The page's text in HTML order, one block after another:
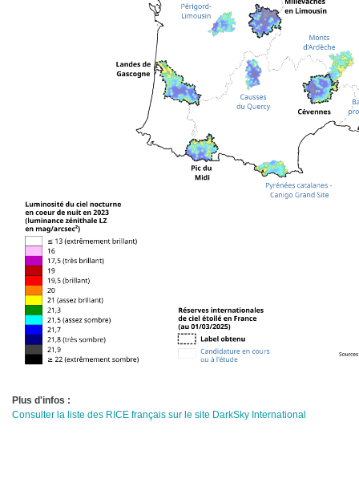
Plus d'infos :
Consulter la liste des RICE français sur le site DarkSky International